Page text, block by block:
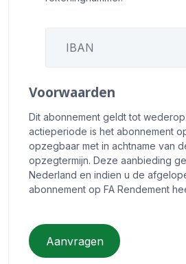
IBAN
Voorwaarden
Dit abonnement geldt tot
actieperiode is het abonnement
opzegbaar met in achtname van
opzegtermijn. Deze aanbieding
Nederland en indien u de
abonnement op FA Rendement
Aanvragen